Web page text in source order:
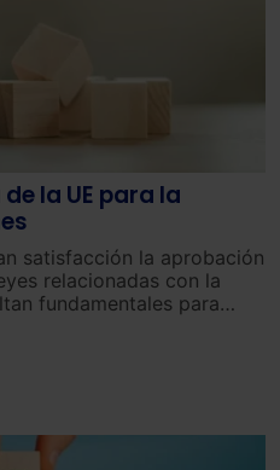
la UE para la
satisfacción la aprobación
relacionadas con la
fundamentales para